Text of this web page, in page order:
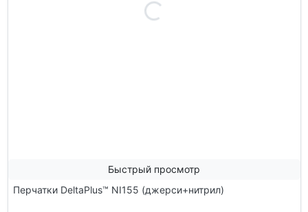
Быстрый просмотр
Перчатки DeltaPlus™ NI155 (джерси+нитрил)